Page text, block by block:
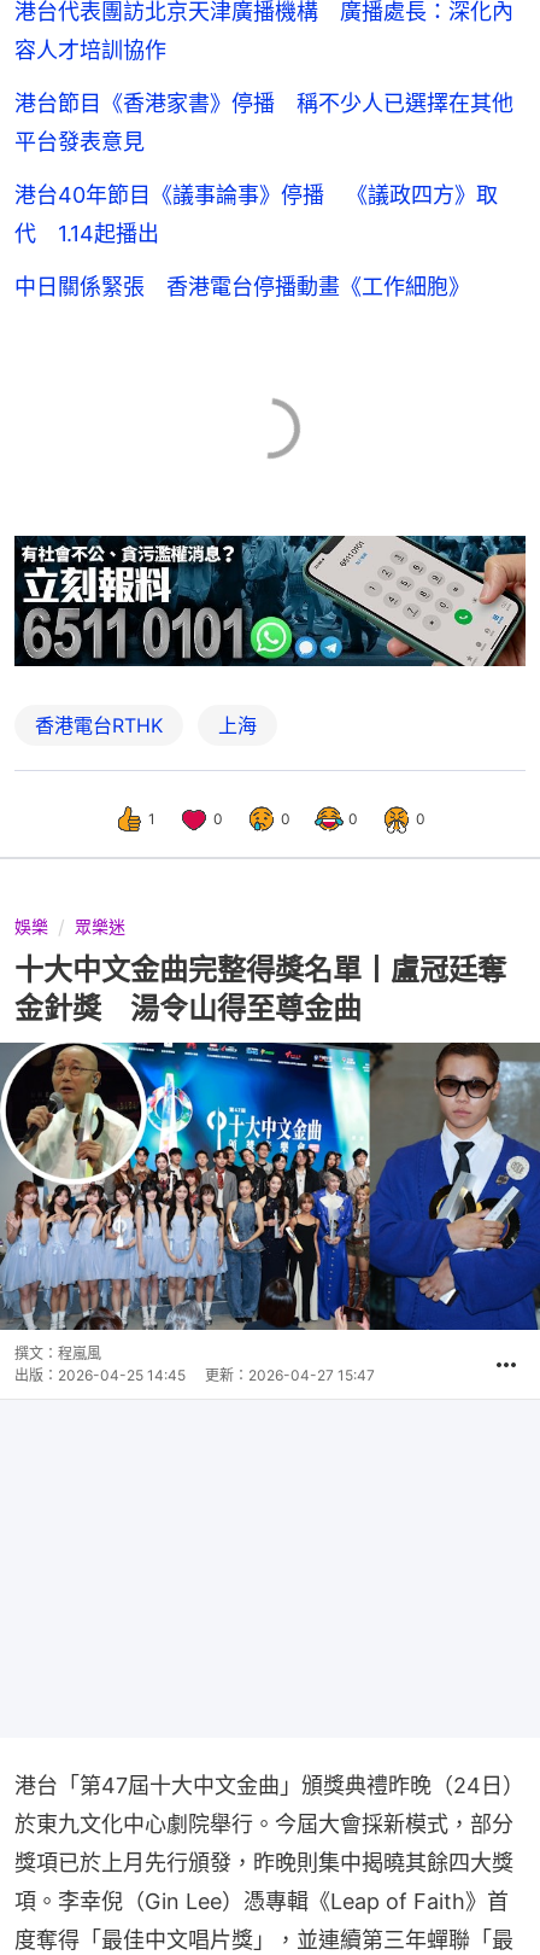
港台代表團訪北京天津廣播機構 廣播處長：深化內
容人才培訓協作
港台節目《香港家書》停播 稱不少人已選擇在其他
平台發表意見
港台40年節目《議事論事》停播 《議政四方》取
代 1.14起播出
中日關係緊張 香港電台停播動畫《工作細胞》
香港電台RTHK 上海
1 0 0 0 0
娛樂 眾樂迷
十大中文金曲完整得獎名單丨盧冠廷奪
金針獎 湯令山得至尊金曲
撰文： 程嵐風
出版： 2026-04-25 14:45 更新： 2026-04-27 15:47
港台「第47屆十大中文金曲」頒獎典禮昨晚（24日）
於東九文化中心劇院舉行。今屆大會採新模式，部分
獎項已於上月先行頒發，昨晚則集中揭曉其餘四大獎
項。李幸倪（Gin Lee）憑專輯《Leap of Faith》首
度奪得「最佳中文唱片獎」，並連續第三年蟬聯「最